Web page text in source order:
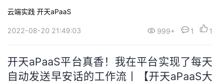
云端实践 开天aPaaS
2022-08-20 21:49:03 999+ 1 1
开天aPaaS平台真香！我在平台实现了每天
自动发送早安话的工作流丨【开天aPaaS大